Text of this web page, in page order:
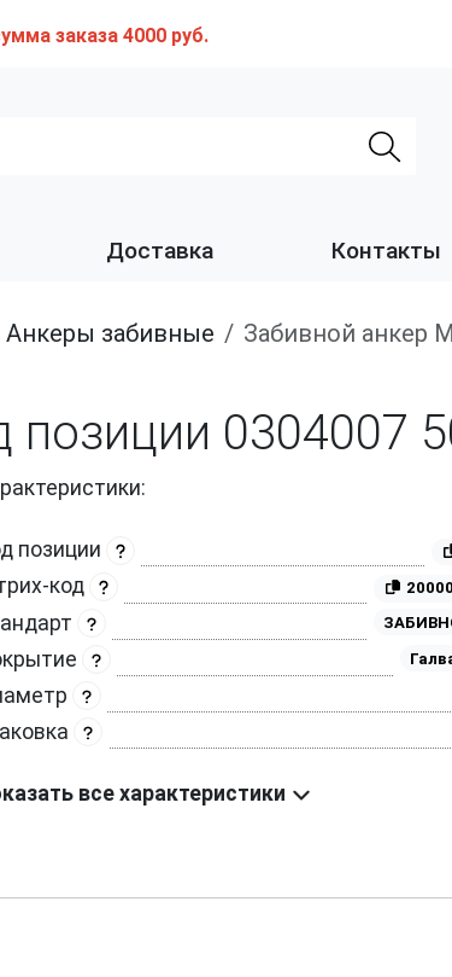
заказа 4000 руб.
Доставка Контакты
Анкеры забивные Забивной анкер
позиции 0304007
позиции
код
все характеристики